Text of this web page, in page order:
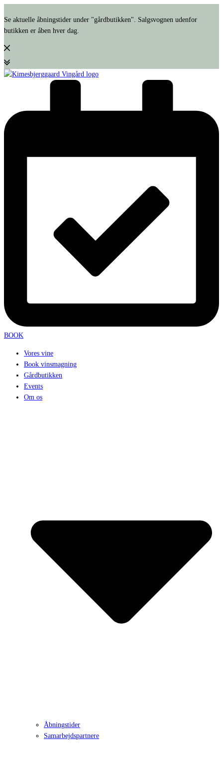
Se aktuelle åbningstider under "gårdbutikken". Salgsvognen udenfor
butikken er åben hver dag.
BOOK
Vores vine
Book vinsmagning
Gårdbutikken
Events
Om os
Åbningstider
Samarbejdspartnere